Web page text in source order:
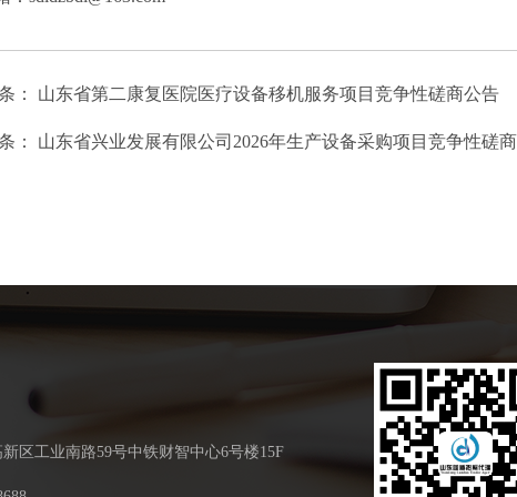
： 山东省第二康复医院医疗设备移机服务项目竞争性磋商公告
： 山东省兴业发展有限公司2026年生产设备采购项目竞争性磋
区工业南路59号中铁财智中心6号楼15F